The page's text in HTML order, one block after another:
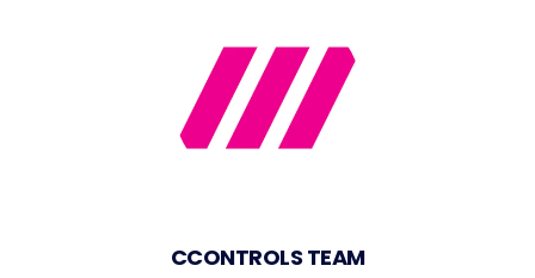
CCONTROLS TEAM